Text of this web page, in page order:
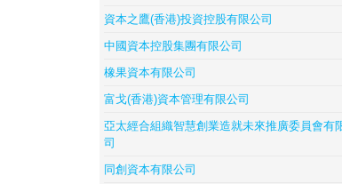
資本之鷹(香港)投資控股有限公司
中國資本控股集團有限公司
橡果資本有限公司
富戈(香港)資本管理有限公司
亞太經合組織智慧創業造就未來推廣委員會有
司
同創資本有限公司